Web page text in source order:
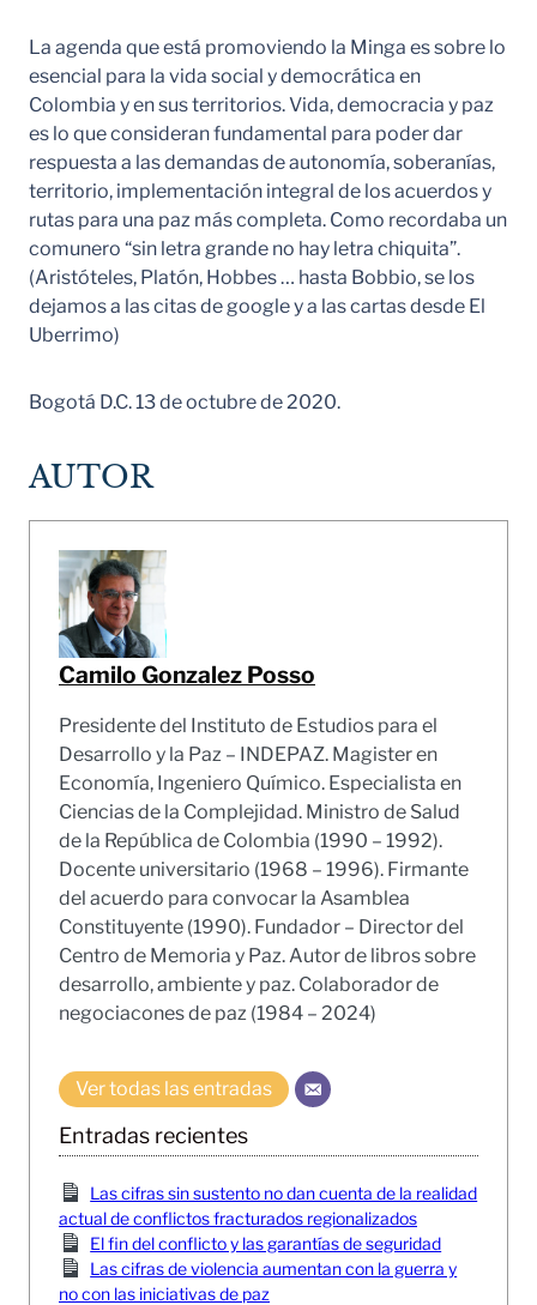
La agenda que está promoviendo la Minga es sobre lo
esencial para la vida social y democrática en
Colombia y en sus territorios. Vida, democracia y paz
es lo que consideran fundamental para poder dar
respuesta a las demandas de autonomía, soberanías,
territorio, implementación integral de los acuerdos y
rutas para una paz más completa. Como recordaba un
comunero “sin letra grande no hay letra chiquita”.
(Aristóteles, Platón, Hobbes … hasta Bobbio, se los
dejamos a las citas de google y a las cartas desde El
Uberrimo)
Bogotá D.C. 13 de octubre de 2020.
AUTOR
Camilo Gonzalez Posso
Presidente del Instituto de Estudios para el
Desarrollo y la Paz – INDEPAZ. Magister en
Economía, Ingeniero Químico. Especialista en
Ciencias de la Complejidad. Ministro de Salud
de la República de Colombia (1990 – 1992).
Docente universitario (1968 – 1996). Firmante
del acuerdo para convocar la Asamblea
Constituyente (1990). Fundador – Director del
Centro de Memoria y Paz. Autor de libros sobre
desarrollo, ambiente y paz. Colaborador de
negociacones de paz (1984 – 2024)
Ver todas las entradas
Entradas recientes
Las cifras sin sustento no dan cuenta de la realidad
actual de conflictos fracturados regionalizados
El fin del conflicto y las garantías de seguridad
Las cifras de violencia aumentan con la guerra y
no con las iniciativas de paz